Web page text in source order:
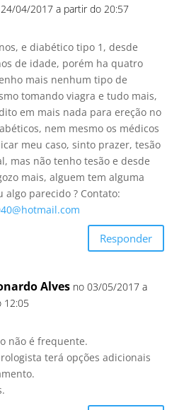
04/2017 a partir do 20:57
e diabético tipo 1, desde
de idade, porém ha quatro
mais nenhum tipo de
tomando viagra e tudo mais,
em mais nada para ereção no
nem mesmo os médicos
meu caso, sinto prazer, tesão
mas não tenho tesão e desde
mais, alguem tem alguma
algo parecido ? Contato:
Responder
Alves no 03/05/2017 a
12:05
não é frequente.
terá opções adicionais